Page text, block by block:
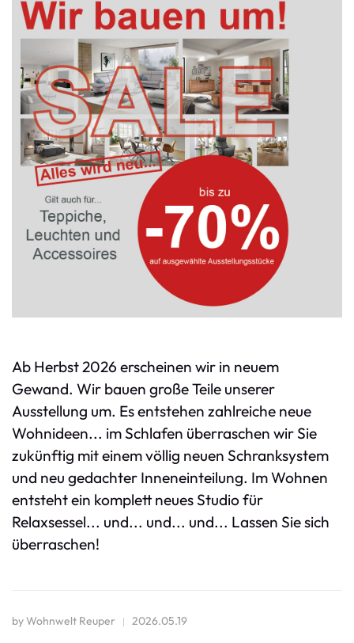
Ab Herbst 2026 erscheinen wir in neuem
Gewand. Wir bauen große Teile unserer
Ausstellung um. Es entstehen zahlreiche neue
Wohnideen... im Schlafen überraschen wir Sie
zukünftig mit einem völlig neuen Schranksystem
und neu gedachter Inneneinteilung. Im Wohnen
entsteht ein komplett neues Studio für
Relaxsessel... und... und... und... Lassen Sie sich
überraschen!
byWohnwelt Reuper 2026.05.19